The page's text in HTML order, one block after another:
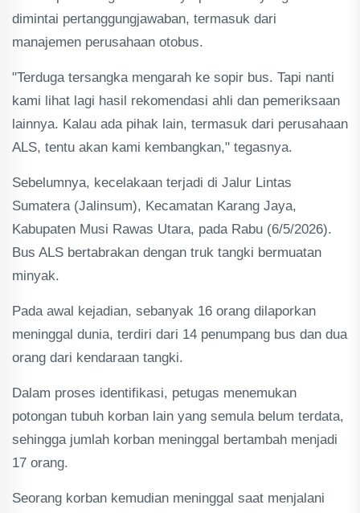
dimintai pertanggungjawaban, termasuk dari
manajemen perusahaan otobus.
"Terduga tersangka mengarah ke sopir bus. Tapi nanti
kami lihat lagi hasil rekomendasi ahli dan pemeriksaan
lainnya. Kalau ada pihak lain, termasuk dari perusahaan
ALS, tentu akan kami kembangkan," tegasnya.
Sebelumnya, kecelakaan terjadi di Jalur Lintas
Sumatera (Jalinsum), Kecamatan Karang Jaya,
Kabupaten Musi Rawas Utara, pada Rabu (6/5/2026).
Bus ALS bertabrakan dengan truk tangki bermuatan
minyak.
Pada awal kejadian, sebanyak 16 orang dilaporkan
meninggal dunia, terdiri dari 14 penumpang bus dan dua
orang dari kendaraan tangki.
Dalam proses identifikasi, petugas menemukan
potongan tubuh korban lain yang semula belum terdata,
sehingga jumlah korban meninggal bertambah menjadi
17 orang.
Seorang korban kemudian meninggal saat menjalani